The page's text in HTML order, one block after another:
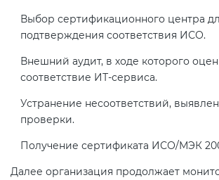
Выбор сертификационного центра
подтверждения соответствия ИСО.
Внешний аудит, в ходе которого
соответствие ИТ-сервиса.
Устранение несоответствий,
проверки.
Получение сертификата ИСО/МЭК
Далее организация продолжает